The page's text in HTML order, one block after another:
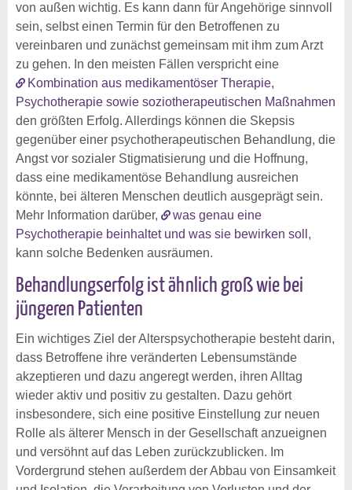
von außen wichtig. Es kann dann für Angehörige sinnvoll
sein, selbst einen Termin für den Betroffenen zu
vereinbaren und zunächst gemeinsam mit ihm zum Arzt
zu gehen. In den meisten Fällen verspricht eine
Kombination aus medikamentöser Therapie,
Psychotherapie sowie soziotherapeutischen Maßnahmen
den größten Erfolg. Allerdings können die Skepsis
gegenüber einer psychotherapeutischen Behandlung, die
Angst vor sozialer Stigmatisierung und die Hoffnung,
dass eine medikamentöse Behandlung ausreichen
könnte, bei älteren Menschen deutlich ausgeprägt sein.
Mehr Information darüber,
was genau eine
Psychotherapie beinhaltet und was sie bewirken soll ,
kann solche Bedenken ausräumen.
Behandlungserfolg ist ähnlich groß wie bei
jüngeren Patienten
Ein wichtiges Ziel der Alterspsychotherapie besteht darin,
dass Betroffene ihre veränderten Lebensumstände
akzeptieren und dazu angeregt werden, ihren Alltag
wieder aktiv und positiv zu gestalten. Dazu gehört
insbesondere, sich eine positive Einstellung zur neuen
Rolle als älterer Mensch in der Gesellschaft anzueignen
und versöhnt auf das Leben zurückzublicken. Im
Vordergrund stehen außerdem der Abbau von Einsamkeit